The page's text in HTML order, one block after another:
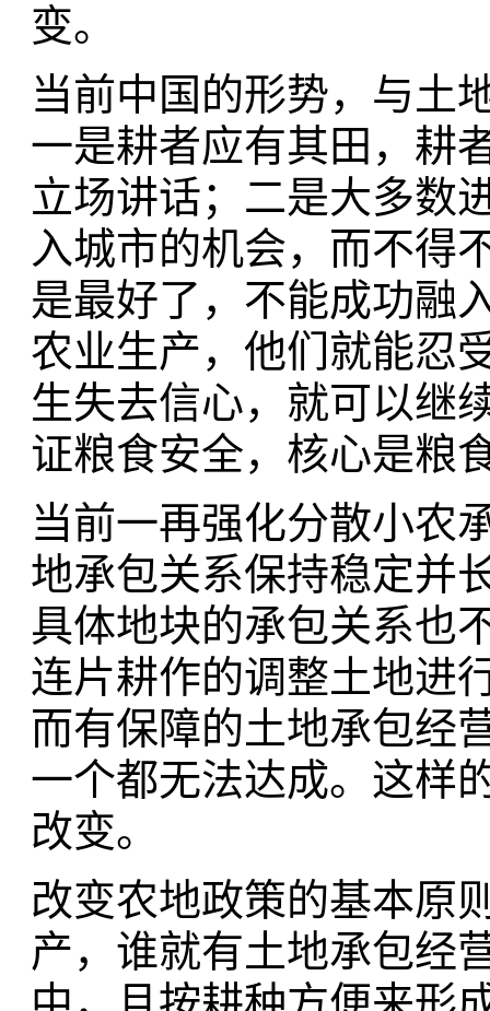
变。
当前中国的形势，与土
一是耕者应有其田，耕
立场讲话；二是大多数
入城市的机会，而不得
是最好了，不能成功融
农业生产，他们就能忍
生失去信心，就可以继
证粮食安全，核心是粮
当前一再强化分散小农
地承包关系保持稳定并
具体地块的承包关系也
连片耕作的调整土地进
而有保障的土地承包经
一个都无法达成。这样
改变。
改变农地政策的基本原
产，谁就有土地承包经